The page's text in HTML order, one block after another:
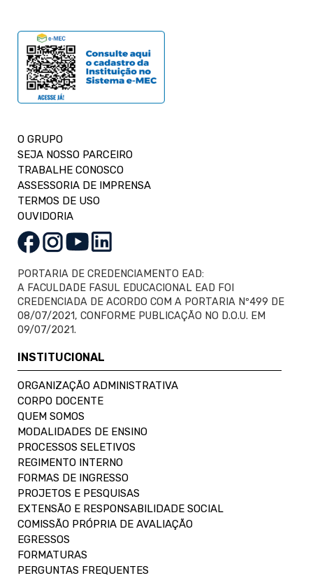
O GRUPO
SEJA NOSSO PARCEIRO
TRABALHE CONOSCO
ASSESSORIA DE IMPRENSA
TERMOS DE USO
OUVIDORIA
PORTARIA DE CREDENCIAMENTO EAD:
A FACULDADE FASUL EDUCACIONAL EAD FOI
CREDENCIADA DE ACORDO COM A PORTARIA Nº499 DE
08/07/2021, CONFORME PUBLICAÇÃO NO D.O.U. EM
09/07/2021.
INSTITUCIONAL
ORGANIZAÇÃO ADMINISTRATIVA
CORPO DOCENTE
QUEM SOMOS
MODALIDADES DE ENSINO
PROCESSOS SELETIVOS
REGIMENTO INTERNO
FORMAS DE INGRESSO
PROJETOS E PESQUISAS
EXTENSÃO E RESPONSABILIDADE SOCIAL
COMISSÃO PRÓPRIA DE AVALIAÇÃO
EGRESSOS
FORMATURAS
PERGUNTAS FREQUENTES